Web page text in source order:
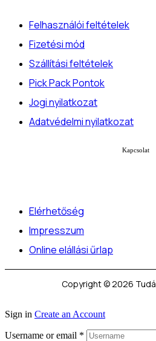
Felhasználói feltételek
Fizetési mód
Szállítási feltételek
Pick Pack Pontok
Jogi nyilatkozat
Adatvédelmi nyilatkozat
Kapcsolat
Elérhetőség
Impresszum
Online elállási űrlap
Copyright © 2026
Sign in Create an Account
Username or email *